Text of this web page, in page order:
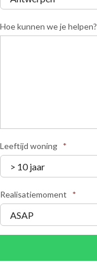
Hoe kunnen we je helpen?
Leeftijd woning *
Realisatiemoment *